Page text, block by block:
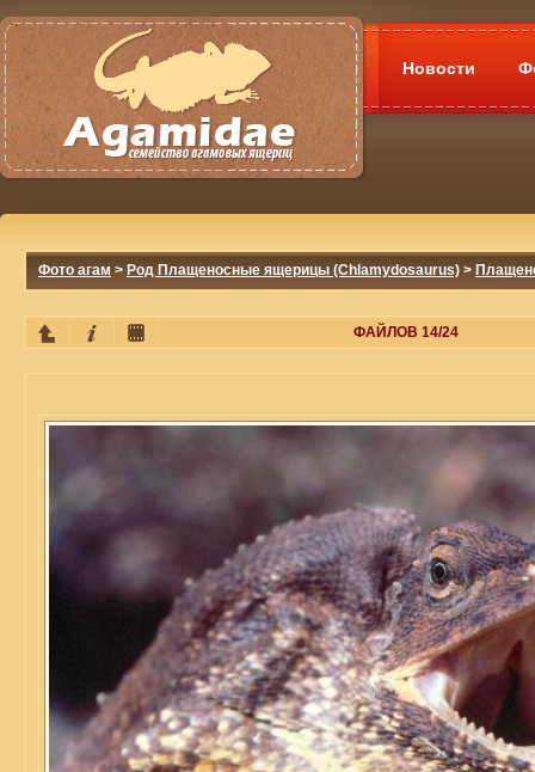
Новости
Фото агам > Род Плащеносные ящерицы (Chlamydosaurus) >
ФАЙЛОВ 14/24